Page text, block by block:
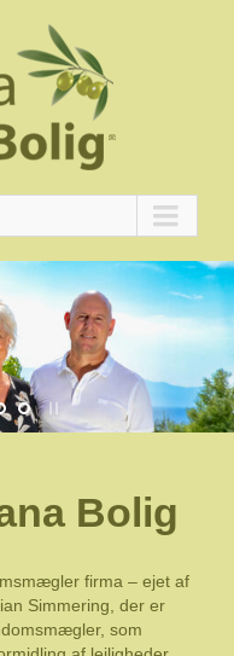
Bolig
firma – ejet af
Simmering, der er
som